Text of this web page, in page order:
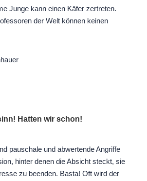
Junge kann einen Käfer zertreten.
der Welt können keinen
Hatten wir schon!
pauschale und abwertende Angriffe
hinter denen die Absicht steckt, sie
zu beenden. Basta! Oft wird der